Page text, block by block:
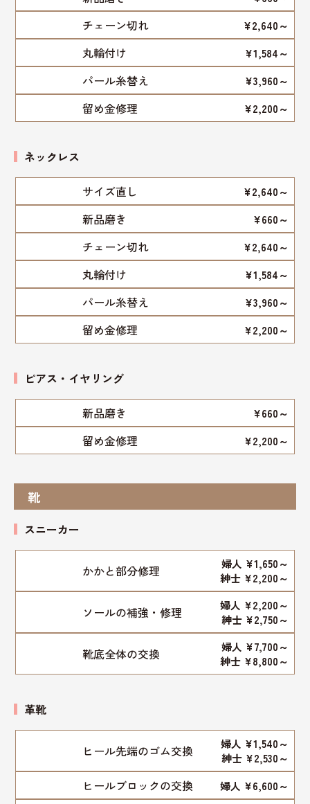
チェーン切れ ¥2,640～
丸輪付け ¥1,584～
パール糸替え ¥3,960～
留め金修理 ¥2,200～
ネックレス
サイズ直し ¥2,640～
新品磨き ¥660～
チェーン切れ ¥2,640～
丸輪付け ¥1,584～
パール糸替え ¥3,960～
留め金修理 ¥2,200～
ピアス・イヤリング
新品磨き ¥660～
留め金修理 ¥2,200～
靴
スニーカー
かかと部分修理
婦人 ¥1,650～
紳士 ¥2,200～
ソールの補強・修理
婦人 ¥2,200～
紳士 ¥2,750～
靴底全体の交換
婦人 ¥7,700～
紳士 ¥8,800～
革靴
ヒール先端のゴム交換
婦人 ¥1,540～
紳士 ¥2,530～
ヒールブロックの交換 婦人 ¥6,600～